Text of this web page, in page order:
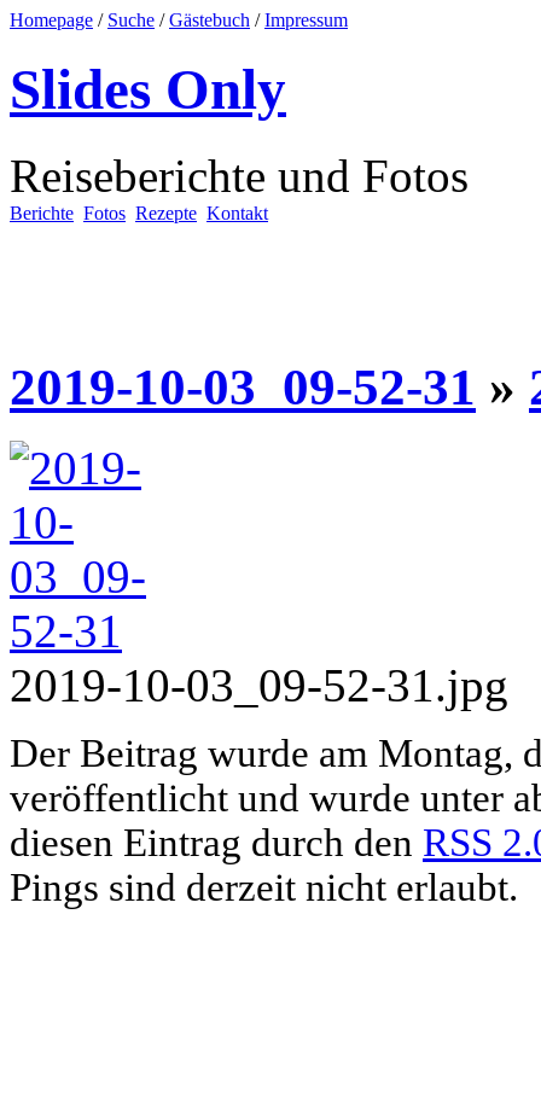
Homepage / Suche /Gästebuch /Impressum
Slides Only
Reiseberichte und Fotos
Berichte Fotos Rezepte Kontakt
2019-10-03_09-52-31 »
2019-10-03_09-52-31.jpg
Der Beitrag wurde am Montag,
veröffentlicht und wurde unter
diesen Eintrag durch den RSS
Pings sind derzeit nicht erlaubt.